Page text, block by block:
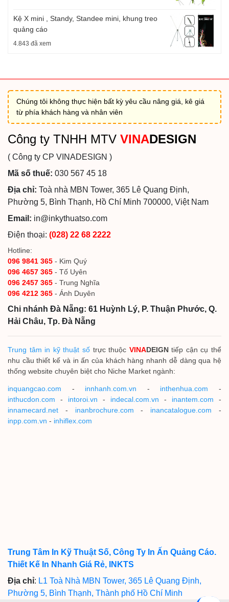
Kệ X mini , Standy, Standee mini, khung treo
quảng cáo
4.843 đã xem
Chúng tôi không thực hiện bất kỳ yêu cầu nâng giá, kê giá
từ phía khách hàng và nhân viên
Công ty TNHH MTV VINADESIGN
( Công ty CP VINADESIGN )
Mã số thuế: 030 567 45 18
Địa chỉ: Toà nhà MBN Tower, 365 Lê Quang Định,
Phường 5, Bình Thạnh, Hồ Chí Minh 700000, Việt Nam
Email: in@inkythuatso.com
Điện thoại: (028) 22 68 2222
Hotline:
096 9841 365 - Kim Quý
096 4657 365 - Tố Uyên
096 2457 365 - Trung Nghĩa
096 4212 365 - Ánh Duyên
Chi nhánh Đà Nẵng: 61 Huỳnh Lý, P. Thuận Phước, Q.
Hải Châu, Tp. Đà Nẵng
Trung tâm in kỹ thuật sốtrực thuộc VINADEIGNtiếp cận cụ thể
nhu cầu thiết kế và in ấn của khách hàng nhanh dễ dàng qua hệ
thống website chuyên biệt cho Niche Market ngành:
inquangcao.com - innhanh.com.vn - inthenhua.com -
inthucdon.com - intoroi.vn - indecal.com.vn - inantem.com -
innamecard.net - inanbrochure.com - inancatalogue.com -
inpp.com.vn - inhiflex.com
Trung Tâm In Kỹ Thuật Số, Công Ty In Ấn Quảng Cáo.
Thiết Kế In Nhanh Giá Rẻ, INKTS
Địa chỉ: L1 Toà Nhà MBN Tower, 365 Lê Quang Định,
Phường 5, Bình Thạnh, Thành phố Hồ Chí Minh